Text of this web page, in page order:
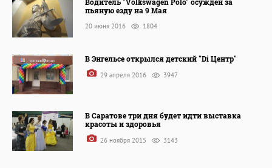
пьяную езду на 9 Мая
20 июня 2016 1804
В Энгельсе открылся детский "Di Центр"
29 апреля 2016 3947
В Саратове три дня будет идти выставка
красоты и здоровья
26 ноября 2015 3143